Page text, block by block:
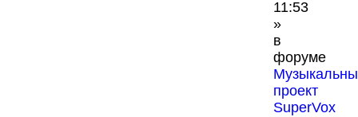
11:53
»
в
форуме
проект
SuperVox